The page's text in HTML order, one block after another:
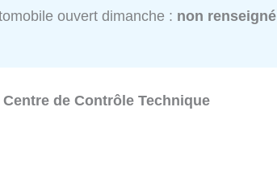
ouvert dimanche : non renseigné
Centre de Contrôle Technique